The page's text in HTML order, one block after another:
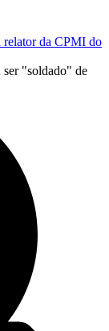
relator da CPMI do
ser "soldado" de